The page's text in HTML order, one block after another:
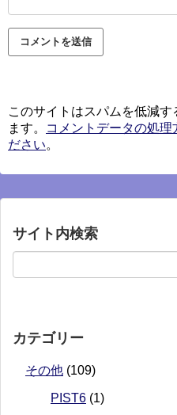
このサイトはスパムを低減
ます。
コメントデータの処理
ださい。
サイト内検索
カテゴリー
その他 (109)
PIST6 (1)